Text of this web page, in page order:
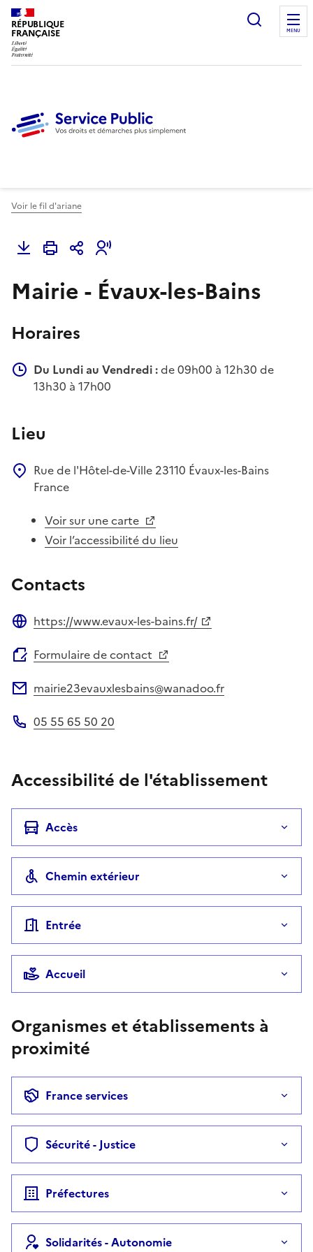
RÉPUBLIQUE
FRANÇAISE
Ouvrir
MENU
Voir le fil d'ariane
Mairie - Évaux-les-Bains
Horaires
Du Lundi au Vendredi :de 09h00 à 12h30 de
13h30 à 17h00
Lieu
Rue de l'Hôtel-de-Ville 23110 Évaux-les-Bains
France
Voir sur une carte
Voir l’accessibilité du lieu
Contacts
https://www.evaux-les-bains.fr/
Formulaire de contact
mairie23evauxlesbains@wanadoo.fr
05 55 65 50 20
Accessibilité de l'établissement
Accès
Chemin extérieur
Entrée
Accueil
Organismes et établissements à
proximité
France services
Sécurité - Justice
Préfectures
Solidarités - Autonomie